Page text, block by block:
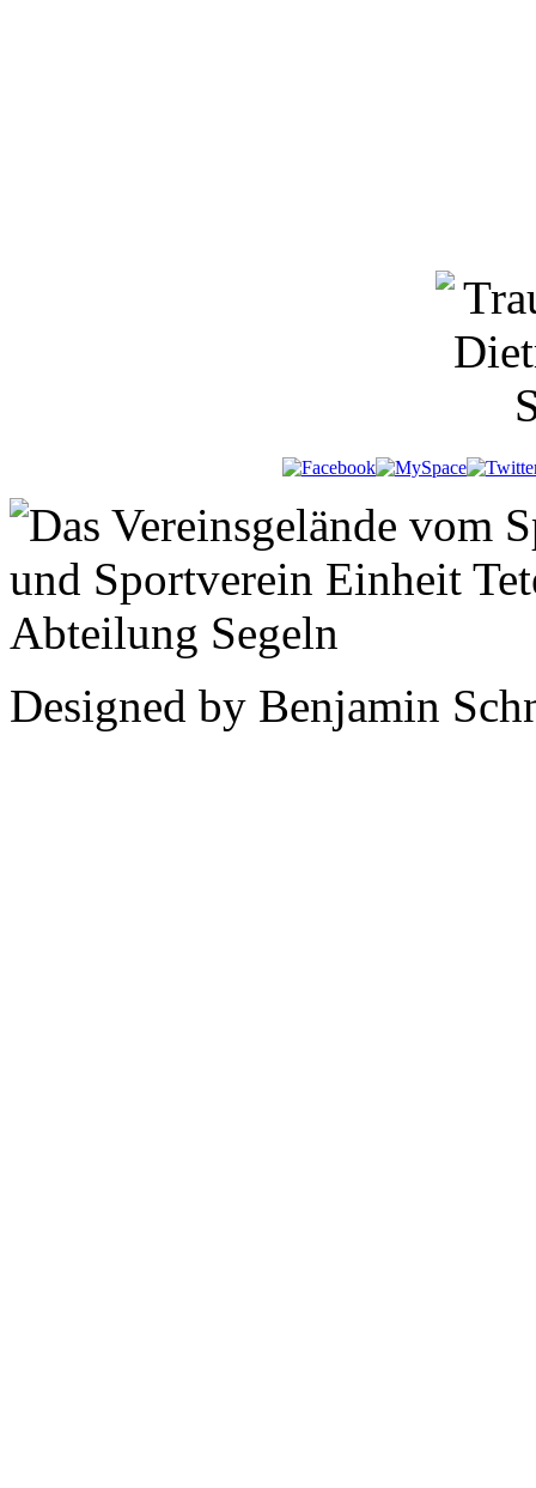
Designed by Benjamin